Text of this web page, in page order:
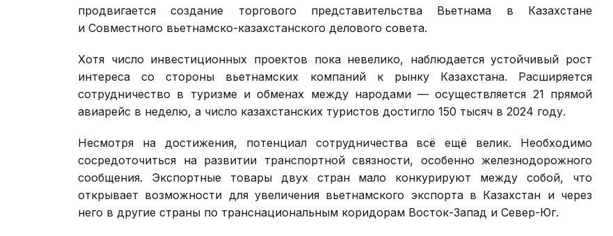
продвигается создание торгового представительства Вьетнама в Казахстане
и Совместного вьетнамско-казахстанского делового совета.
Хотя число инвестиционных проектов пока невелико, наблюдается устойчивый рост
интереса со стороны вьетнамских компаний к рынку Казахстана. Расширяется
сотрудничество в туризме и обменах между народами — осуществляется 21 прямой
авиарейс в неделю, а число казахстанских туристов достигло 150 тысяч в 2024 году.
Несмотря на достижения, потенциал сотрудничества всё ещё велик. Необходимо
сосредоточиться на развитии транспортной связности, особенно железнодорожного
сообщения. Экспортные товары двух стран мало конкурируют между собой, что
открывает возможности для увеличения вьетнамского экспорта в Казахстан и через
него в другие страны по транснациональным коридорам Восток-Запад и Север-Юг.